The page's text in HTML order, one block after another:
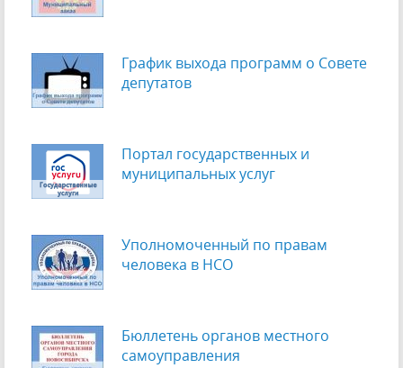
График выхода программ о Cовете
депутатов
Портал государственных и
муниципальных услуг
Уполномоченный по правам
человека в НСО
Бюллетень органов местного
самоуправления